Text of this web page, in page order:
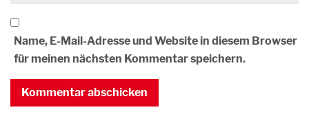
Name, E-Mail-Adresse und Website in diesem Browser
für meinen nächsten Kommentar speichern.